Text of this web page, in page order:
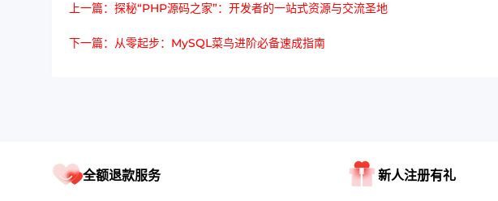
上一篇：探秘“PHP源码之家”：开发者的一站式资源与交流圣地
下一篇：从零起步：MySQL菜鸟进阶必备速成指南
全额退款服务 新人注册有礼